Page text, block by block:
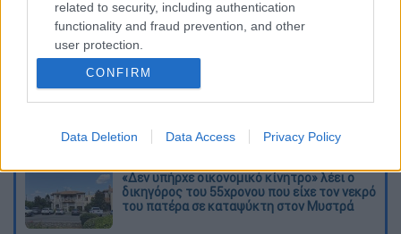
related to security, including authentication
functionality and fraud prevention, and other
user protection.
CONFIRM
Data Deletion Data Access Privacy Policy
Kadebostany στο ethnos.gr: «Κάποτε
πίστευα ότι το να είσαι outsider ήταν
αδυναμία, τώρα το βλέπω ως δύναμη»
«Χωρίς σκηνές και κουβέρτες σε ακραίες
χιλιάδες μετανάστες στη Θέουτα
«Δεν υπήρχε οικονομικό κίνητρο» λέει ο
δικηγόρος του 55χρονου που είχε τον νεκρό
του πατέρα σε καταψύκτη στον Μυστρά